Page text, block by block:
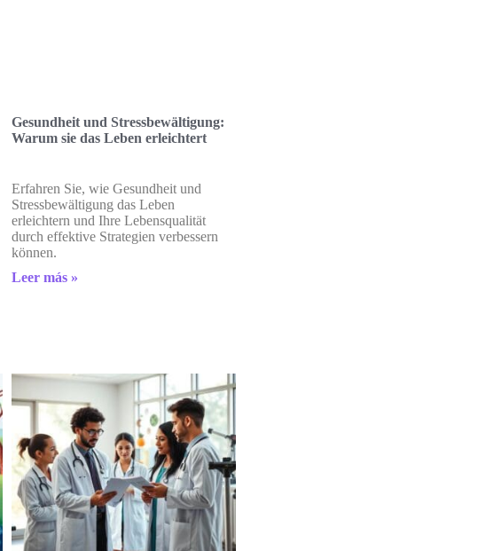
Gesundheit und Stressbewältigung:
Warum sie das Leben erleichtert
Erfahren Sie, wie Gesundheit und
Stressbewältigung das Leben
erleichtern und Ihre Lebensqualität
durch effektive Strategien verbessern
können.
Leer más »